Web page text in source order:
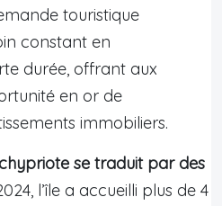
touristique
constant en
durée, offrant aux
en or de
immobiliers.
se traduit par des
l’île a accueilli plus de 4